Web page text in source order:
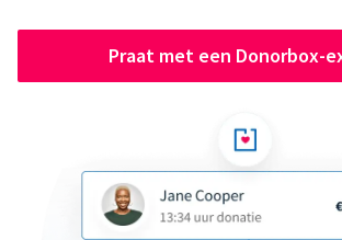
Praat met een Donorbox-